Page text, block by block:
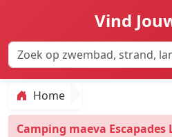
Vind
Home
Camping maeva